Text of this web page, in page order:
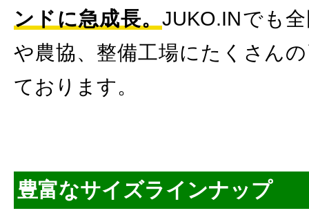
ンドに急成長。JUKO.INでも
や農協、整備工場にたくさん
ております。
豊富なサイズラインナップ